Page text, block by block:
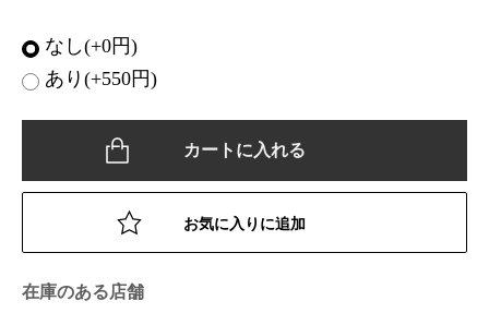
なし(+0円)
あり(+550円)
カートに入れる
お気に入りに追加
在庫のある店舗